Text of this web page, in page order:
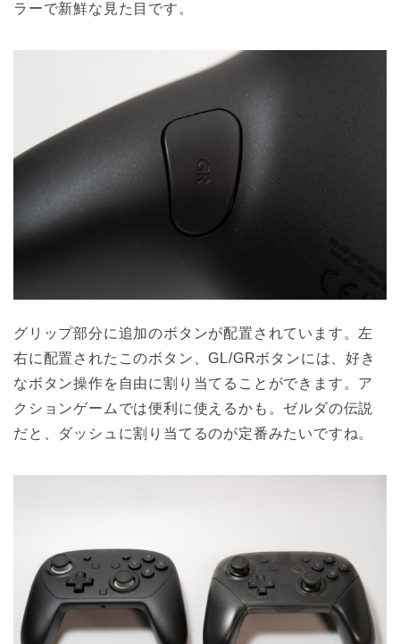
ラーで新鮮な見た目です。
グリップ部分に追加のボタンが配置されています。左
右に配置されたこのボタン、GL/GRボタンには、好き
なボタン操作を自由に割り当てることができます。ア
クションゲームでは便利に使えるかも。ゼルダの伝説
だと、ダッシュに割り当てるのが定番みたいですね。